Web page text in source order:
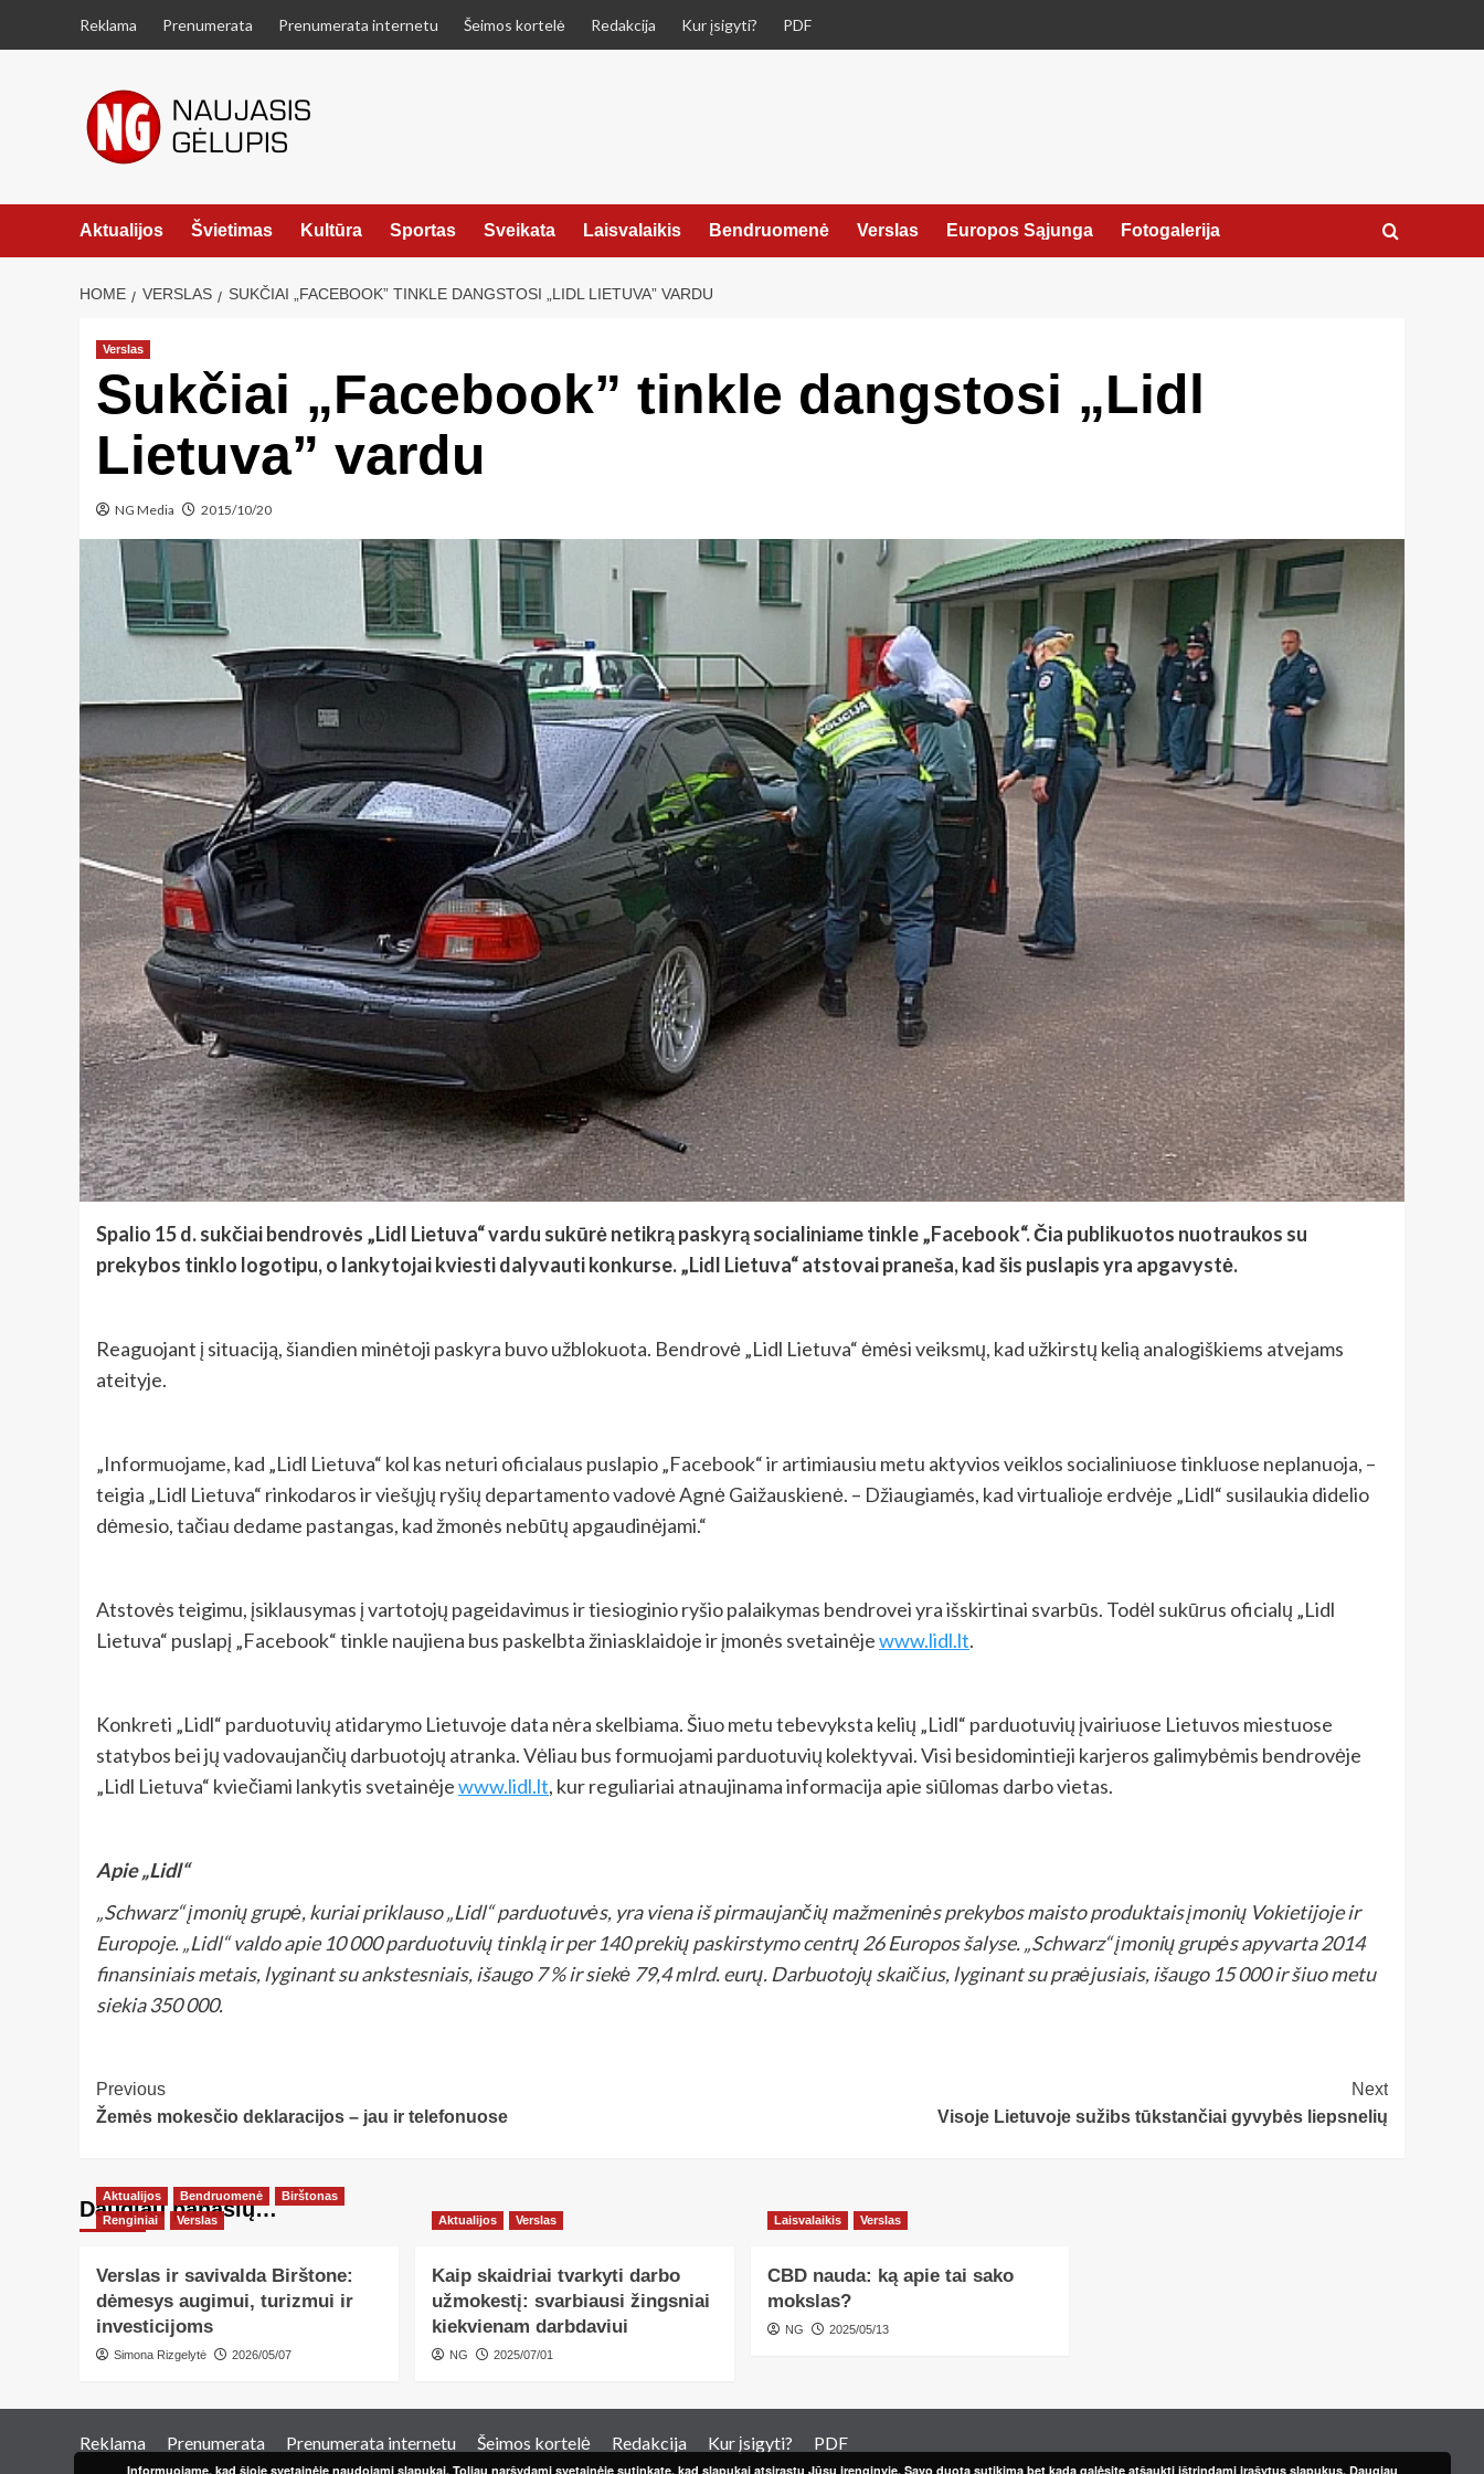
Reklama Prenumerata Prenumerata internetu Šeimos kortelė Redakcija Kur įsigyti? PDF
Aktualijos Švietimas Kultūra Sportas Sveikata Laisvalaikis Bendruomenė Verslas Europos Sąjunga Fotogalerija
HOME VERSLAS SUKČIAI „FACEBOOK” TINKLE DANGSTOSI „LIDL LIETUVA” VARDU
Verslas
Sukčiai „Facebook” tinkle dangstosi „Lidl
Lietuva” vardu
NG Media 2015/10/20
Spalio 15 d. sukčiai bendrovės „Lidl Lietuva“ vardu sukūrė netikrą paskyrą socialiniame tinkle „Facebook“. Čia publikuotos nuotraukos su
prekybos tinklo logotipu, o lankytojai kviesti dalyvauti konkurse. „Lidl Lietuva“ atstovai praneša, kad šis puslapis yra apgavystė.
Reaguojant į situaciją, šiandien minėtoji paskyra buvo užblokuota. Bendrovė „Lidl Lietuva“ ėmėsi veiksmų, kad užkirstų kelią analogiškiems atvejams
ateityje.
„Informuojame, kad „Lidl Lietuva“ kol kas neturi oficialaus puslapio „Facebook“ ir artimiausiu metu aktyvios veiklos socialiniuose tinkluose neplanuoja, –
teigia „Lidl Lietuva“ rinkodaros ir viešųjų ryšių departamento vadovė Agnė Gaižauskienė. – Džiaugiamės, kad virtualioje erdvėje „Lidl“ susilaukia didelio
dėmesio, tačiau dedame pastangas, kad žmonės nebūtų apgaudinėjami.“
Atstovės teigimu, įsiklausymas į vartotojų pageidavimus ir tiesioginio ryšio palaikymas bendrovei yra išskirtinai svarbūs. Todėl sukūrus oficialų „Lidl
Lietuva“ puslapį „Facebook“ tinkle naujiena bus paskelbta žiniasklaidoje ir įmonės svetainėjewww.lidl.lt.
Konkreti „Lidl“ parduotuvių atidarymo Lietuvoje data nėra skelbiama. Šiuo metu tebevyksta kelių „Lidl“ parduotuvių įvairiuose Lietuvos miestuose
statybos bei jų vadovaujančių darbuotojų atranka. Vėliau bus formuojami parduotuvių kolektyvai. Visi besidomintieji karjeros galimybėmis bendrovėje
„Lidl Lietuva“ kviečiami lankytis svetainėjewww.lidl.lt, kur reguliariai atnaujinama informacija apie siūlomas darbo vietas.
Apie „Lidl“
„Schwarz“ įmonių grupė, kuriai priklauso „Lidl“ parduotuvės, yra viena iš pirmaujančių mažmeninės prekybos maisto produktais įmonių Vokietijoje ir
Europoje. „Lidl“ valdo apie 10 000 parduotuvių tinklą ir per 140 prekių paskirstymo centrų 26 Europos šalyse. „Schwarz“ įmonių grupės apyvarta 2014
finansiniais metais, lyginant su ankstesniais, išaugo 7 % ir siekė 79,4 mlrd. eurų. Darbuotojų skaičius, lyginant su praėjusiais, išaugo 15 000 ir šiuo metu
siekia 350 000.
Post
Navigation
Previous
Žemės mokesčio deklaracijos – jau ir telefonuose
Next
Visoje Lietuvoje sužibs tūkstančiai gyvybės liepsnelių
Daugiau panašių…
Aktualijos Bendruomenė
Birštonas
Renginiai
Verslas
Verslas ir savivalda Birštone:
dėmesys augimui, turizmui ir
investicijoms
Simona Rizgelytė 2026/05/07
Aktualijos Verslas
Kaip skaidriai tvarkyti darbo
užmokestį: svarbiausi žingsniai
kiekvienam darbdaviui
NG 2025/07/01
Laisvalaikis Verslas
CBD nauda: ką apie tai sako
mokslas?
NG 2025/05/13
Reklama Prenumerata Prenumerata internetu Šeimos kortelė Redakcija Kur įsigyti? PDF
Informuojame, kad šioje svetainėje naudojami slapukai. Toliau naršydami svetainėje sutinkate, kad slapukai atsirastų Jūsų įrenginyje. Savo duotą sutikimą bet kada galėsite atšaukti ištrindami įrašytus slapukus.Daugiau